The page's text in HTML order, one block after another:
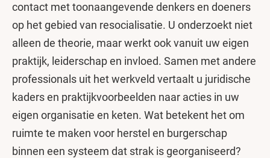
contact met toonaangevende denkers en doeners
op het gebied van resocialisatie. U onderzoekt niet
alleen de theorie, maar werkt ook vanuit uw eigen
praktijk, leiderschap en invloed. Samen met andere
professionals uit het werkveld vertaalt u juridische
kaders en praktijkvoorbeelden naar acties in uw
eigen organisatie en keten. Wat betekent het om
ruimte te maken voor herstel en burgerschap
binnen een systeem dat strak is georganiseerd?